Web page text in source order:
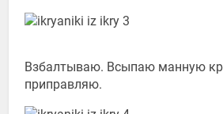
Взбалтываю. Всыпаю манную
приправляю.